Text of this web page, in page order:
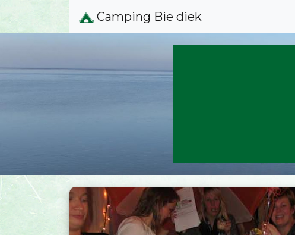
Camping Bie diek